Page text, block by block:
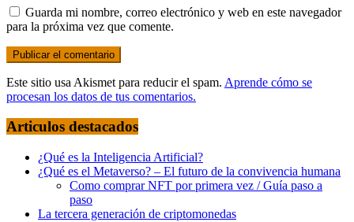
Guarda mi nombre, correo electrónico y web en este navegador
para la próxima vez que comente.
Este sitio usa Akismet para reducir el spam. Aprende cómo se
procesan los datos de tus comentarios.
Articulos destacados
¿Qué es la Inteligencia Artificial?
¿Qué es el Metaverso? – El futuro de la convivencia humana
Como comprar NFT por primera vez / Guía paso a
paso
La tercera generación de criptomonedas